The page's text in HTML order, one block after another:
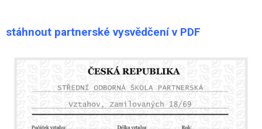
stáhnout partnerské vysvědčení v PDF